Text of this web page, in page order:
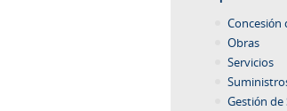
Concesión
Obras
Servicios
Gestión de